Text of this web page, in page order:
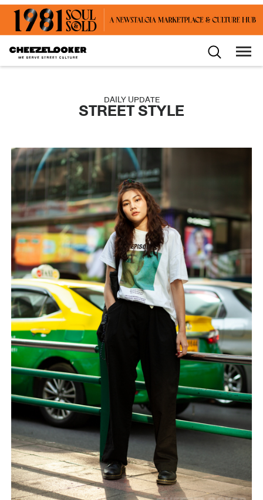
DAILY UPDATE
STREET STYLE